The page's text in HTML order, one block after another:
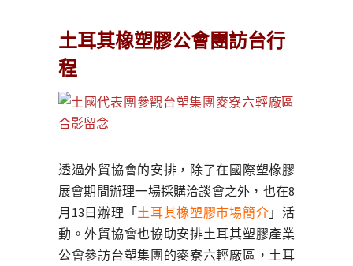
土耳其橡塑膠公會團訪台行
程
透過外貿協會的安排，除了在國際塑橡膠
展會期間辦理一場採購洽談會之外，也在8
月13日辦理「土耳其橡塑膠市場簡介 」活
動。外貿協會也協助安排土耳其塑膠產業
公會參訪台塑集團的麥寮六輕廠區，土耳